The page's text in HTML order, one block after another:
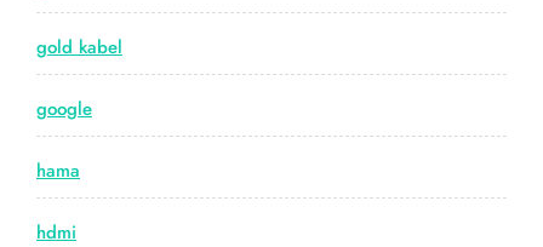
gold kabel
google
hama
hdmi